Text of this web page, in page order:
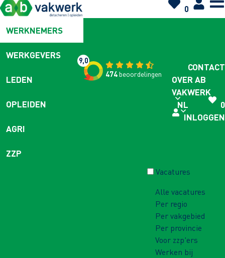
0
WERKNEMERS
WERKGEVERS
LEDEN
OPLEIDEN
AGRI
ZZP
9,0
474beoordelingen
CONTACT
OVER AB
VAKWERK
NL
0
INLOGGEN
Vacatures
Alle vacatures
Per regio
Per vakgebied
Per provincie
Voor zzp'ers
Werken bij